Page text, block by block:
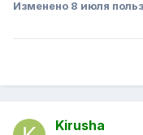
Изменено 8 июля
Kirusha